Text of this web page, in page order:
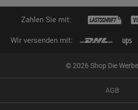
Zahlen Sie mit:
Wir versenden mit:
© 2026 Shop Die
AGB